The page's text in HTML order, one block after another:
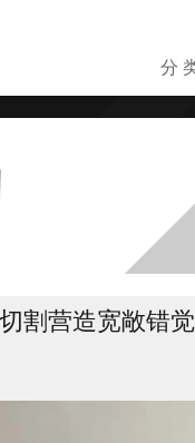
分
割营造宽敞错